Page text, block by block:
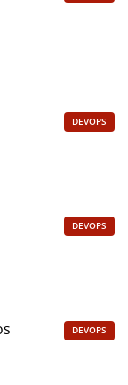
DEVOPS
DEVOPS
DEVOPS